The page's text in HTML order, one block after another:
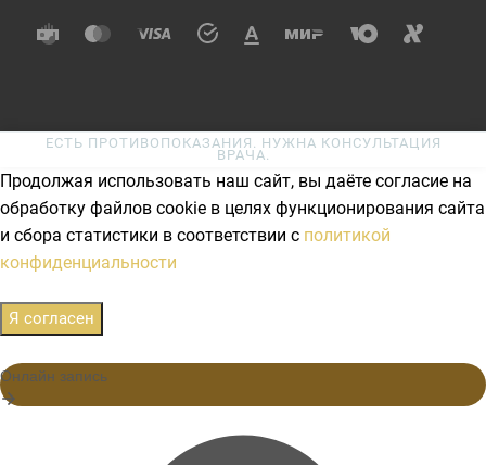
ЕСТЬ ПРОТИВОПОКАЗАНИЯ. НУЖНА КОНСУЛЬТАЦИЯ
ВРАЧА.
Продолжая использовать наш сайт, вы даёте согласие на
обработку файлов cookie в целях функционирования сайта
и сбора статистики в соответствии с политикой
конфиденциальности
Я согласен